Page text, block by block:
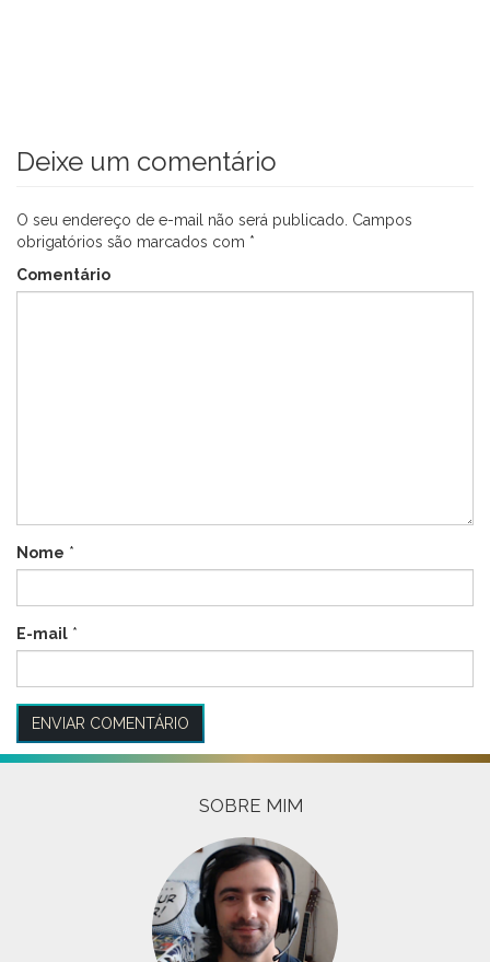
Deixe um comentário
O seu endereço de e-mail não será publicado. Campos
obrigatórios são marcados com *
Comentário
Nome *
E-mail *
SOBRE MIM